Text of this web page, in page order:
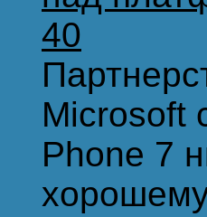
40
Microsoft
Phone 7